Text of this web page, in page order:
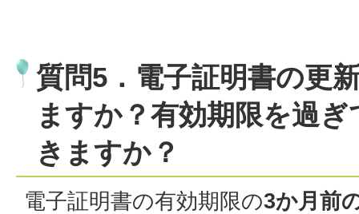
質問5．電子証明書の更
ますか？有効期限を過
きますか？
電子証明書の有効期限の3か月前